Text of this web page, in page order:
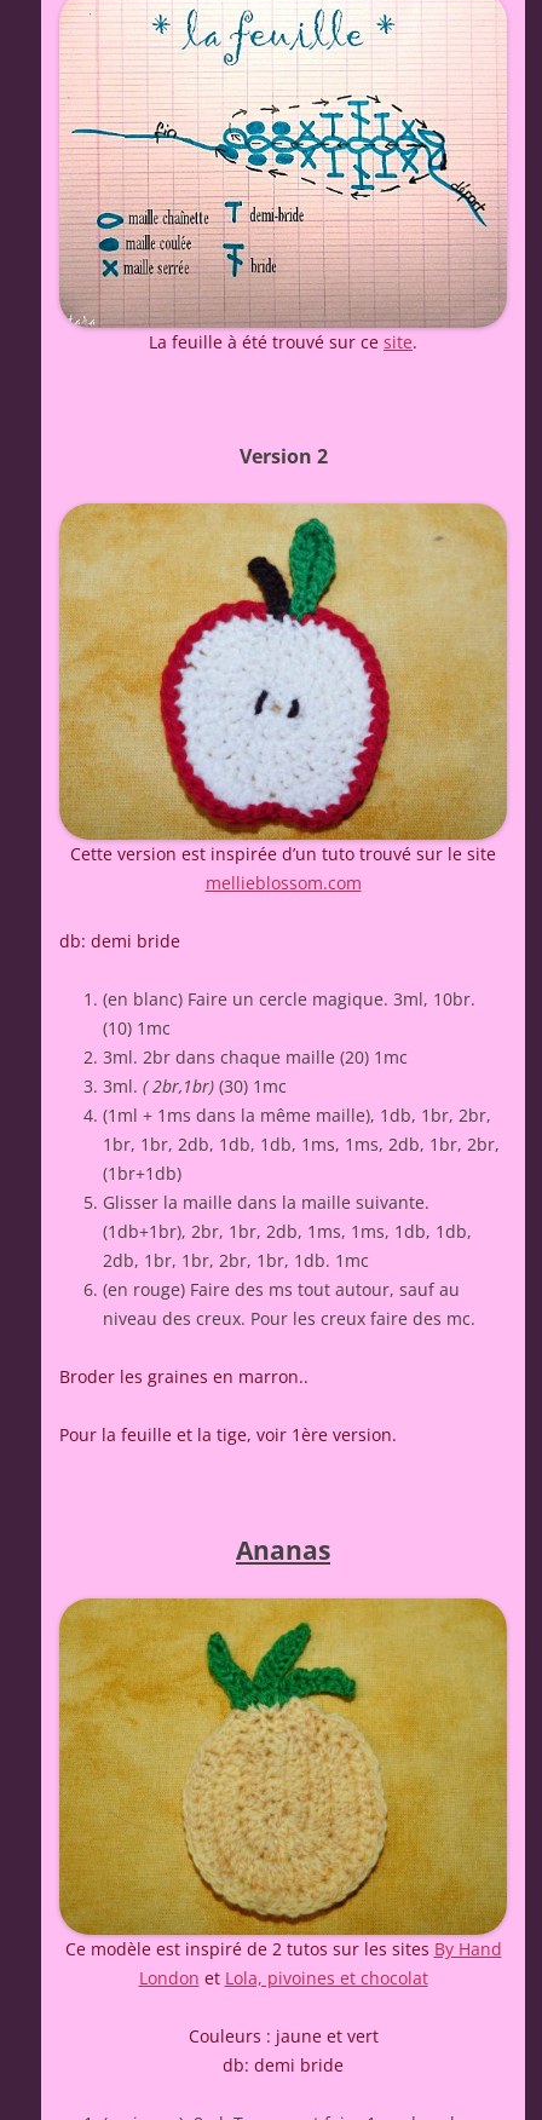
La feuille à été trouvé sur ce site.
Version 2
Cette version est inspirée d’un tuto trouvé sur le site
mellieblossom.com
db: demi bride
(en blanc) Faire un cercle magique. 3ml, 10br.
(10) 1mc
3ml. 2br dans chaque maille (20) 1mc
3ml. ( 2br,1br) (30) 1mc
(1ml + 1ms dans la même maille), 1db, 1br, 2br,
1br, 1br, 2db, 1db, 1db, 1ms, 1ms, 2db, 1br, 2br,
(1br+1db)
Glisser la maille dans la maille suivante.
(1db+1br), 2br, 1br, 2db, 1ms, 1ms, 1db, 1db,
2db, 1br, 1br, 2br, 1br, 1db. 1mc
(en rouge) Faire des ms tout autour, sauf au
niveau des creux. Pour les creux faire des mc.
Broder les graines en marron..
Pour la feuille et la tige, voir 1ère version.
Ananas
Ce modèle est inspiré de 2 tutos sur les sites By Hand
London et Lola, pivoines et chocolat
Couleurs : jaune et vert
db: demi bride